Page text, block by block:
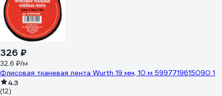
326 ₽
32.6 ₽/м
Флисовая тканевая лента Wurth 19 мм, 10 м 5997719615090 1
4.3
(12)